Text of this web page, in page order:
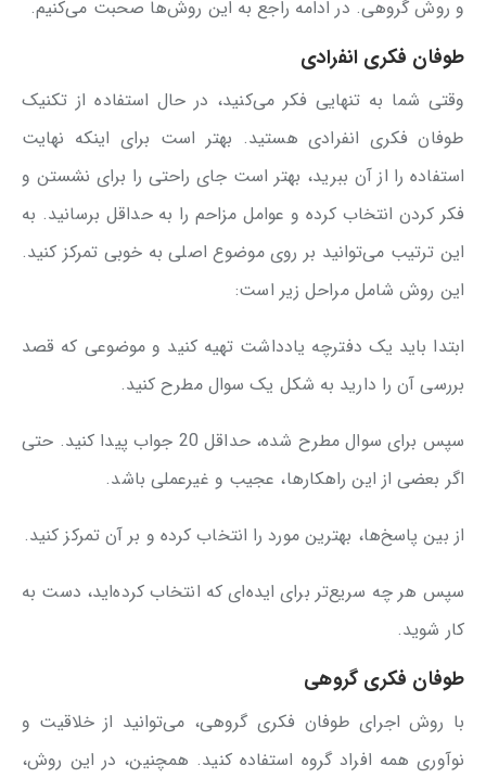
و روش گروهی. در ادامه راجع به این روش‌ها صحبت می‌کنیم.
طوفان فکری انفرادی
وقتی شما به تنهایی فکر می‌کنید، در حال استفاده از تکنیک
طوفان فکری انفرادی هستید. بهتر است برای اینکه نهایت
استفاده را از آن ببرید، بهتر است جای راحتی را برای نشستن و
فکر کردن انتخاب کرده و عوامل مزاحم را به حداقل برسانید. به
این ترتیب می‌توانید بر روی موضوع اصلی به خوبی تمرکز کنید.
این روش شامل مراحل زیر است:
ابتدا باید یک دفترچه یادداشت تهیه کنید و موضوعی که قصد
بررسی آن را دارید به شکل یک سوال مطرح کنید.
سپس برای سوال مطرح شده، حداقل 20 جواب پیدا کنید. حتی
اگر بعضی از این راهکارها، عجیب و غیرعملی باشد.
از بین پاسخ‌ها، بهترین مورد را انتخاب کرده و بر آن تمرکز کنید.
سپس هر چه سریع‌تر برای ایده‌ای که انتخاب کرده‌اید، دست به
کار شوید.
طوفان فکری گروهی
با روش اجرای طوفان فکری گروهی، می‌توانید از خلاقیت و
نوآوری همه افراد گروه استفاده کنید. همچنین، در این روش،